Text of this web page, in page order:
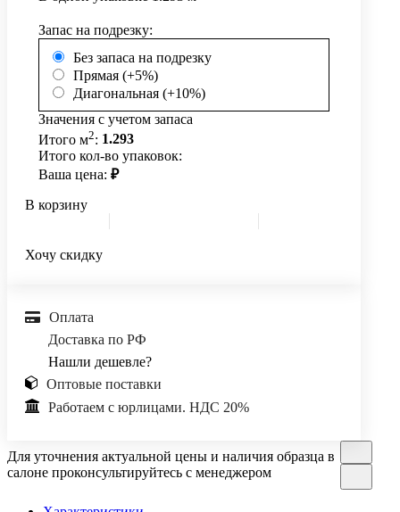
Запас на подрезку:
Без запаса на подрезку
Прямая (+5%)
Диагональная (+10%)
Значения с учетом запаса
Итого м2: 1.293
Итого кол-во упаковок:
Ваша цена: ₽
В корзину
Хочу скидку
Оплата
Доставка по РФ
Нашли дешевле?
Оптовые поставки
Работаем с юрлицами. НДС 20%
Для уточнения актуальной цены и наличия образца в
салоне проконсультируйтесь с менеджером